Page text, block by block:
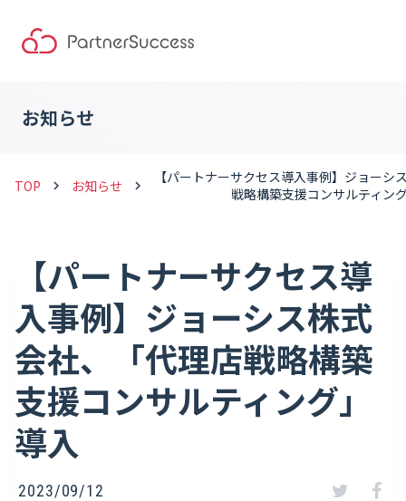
お知らせ
TOP keyboard_arrow_right お知らせ keyboard_arrow_right
【パートナーサクセス導入事例】ジョーシ
戦略構築支援コンサルティン
【パートナーサクセス導
入事例】ジョーシス株式
会社、「代理店戦略構築
支援コンサルティング」
導入
2023/09/12